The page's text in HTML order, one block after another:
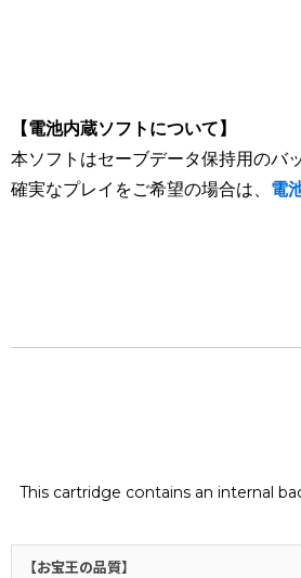
【電池内蔵ソフトについて】
本ソフトはセーブデータ保持用のバ
確実なプレイをご希望の場合は、 電
This cartridge contains an internal
【お宝王の品質】